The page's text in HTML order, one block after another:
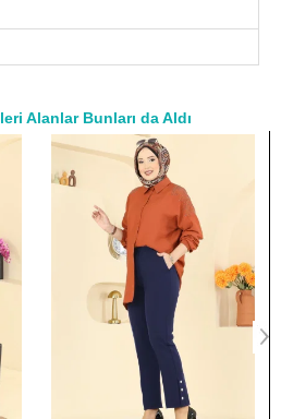
116
95
118
95
126 95
Alanlar Bunları da Aldı